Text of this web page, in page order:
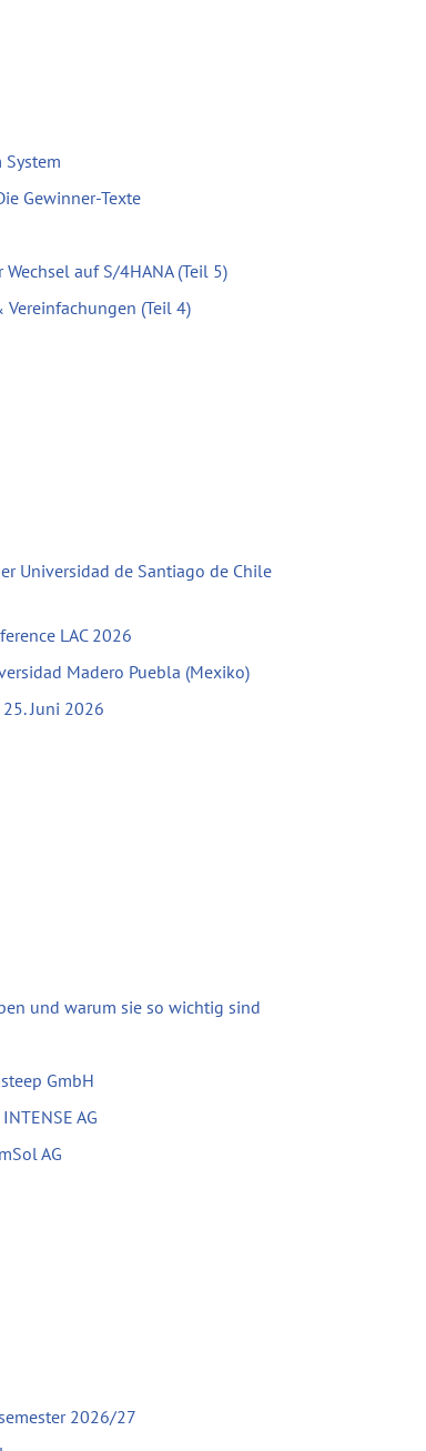
System
Gewinner-Texte
auf S/4HANA (Teil 5)
(Teil 4)
Universidad de Santiago de Chile
LAC 2026
Madero Puebla (Mexiko)
Juni 2026
und warum sie so wichtig sind
GmbH
AG
AG
2026/27